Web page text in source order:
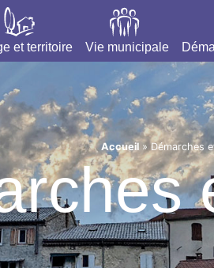
et territoire
Vie municipale
Accueil»Démarches